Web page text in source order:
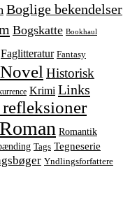
Boglige bekendelser
Bogskatte Bookhaul
Faglitteratur Fantasy
Historisk
Krimi Links
Roman Romantik
Tags Tegneserie
Yndlingsforfattere